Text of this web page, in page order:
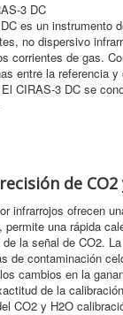
3 DC
es un instrumento
no dispersivo
corrientes de gas.
entre la referencia
CIRAS-3 DC se
de CO2
infrarrojos ofrecen
una rápida
la señal de CO2.
de contaminación
cambios en la
de la
CO2 y H2O